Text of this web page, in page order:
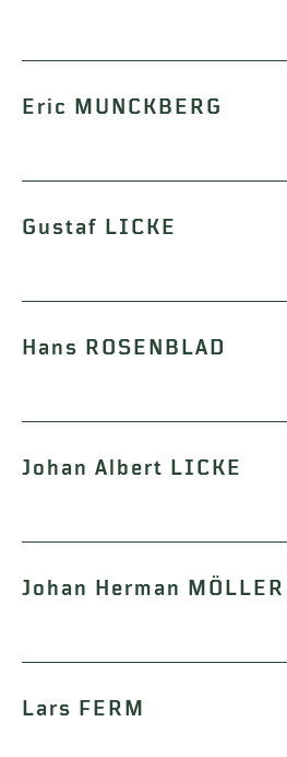
Eric MUNCKBERG
Gustaf LICKE
Hans ROSENBLAD
Johan Albert LICKE
Johan Herman MÖLLER
Lars FERM